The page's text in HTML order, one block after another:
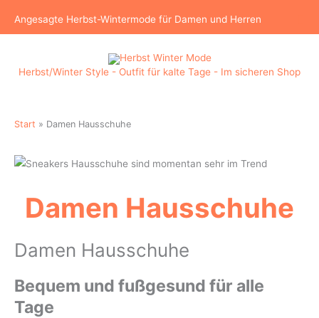
Inhalt
Angesagte Herbst-Wintermode für Damen und Herren
Herbst/Winter Style - Outfit für kalte Tage - Im sicheren Shop
Start Damen Hausschuhe
Damen Hausschuhe
Damen Hausschuhe
Bequem und fußgesund für alle
Tage